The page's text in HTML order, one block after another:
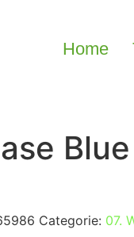
Home
Blue
Categorie: 07.